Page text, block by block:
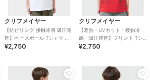
クリフメイヤー
【抗ピリング 接触冷感 吸汗速
乾】ベースボール Tシャツ 半
袖 120cm～170cm
¥2,750
クリフメイヤー
【遮熱・UVカット・接触冷
感・吸汗速乾】プリント Tシャ
ツ ホホジロザメ 120cm～
¥2,750